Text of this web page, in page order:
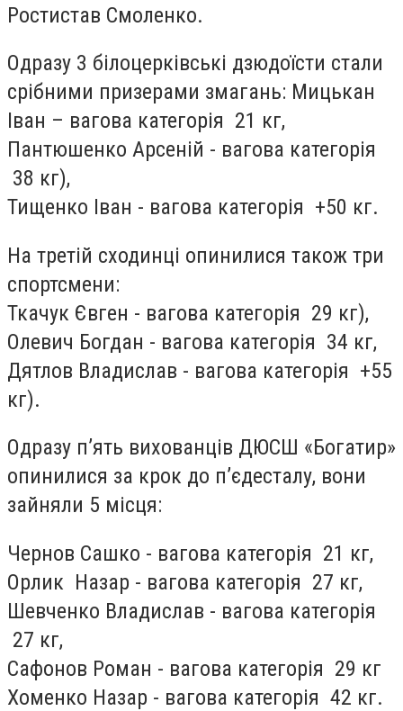
Ростистав Смоленко.
Одразу 3 білоцерківські дзюдоїсти стали
срібними призерами змагань: Мицькан
Іван – вагова категорія 21 кг,
Пантюшенко Арсеній - вагова категорія
38 кг),
Тищенко Іван - вагова категорія +50 кг.
На третій сходинці опинилися також три
спортсмени:
Ткачук Євген - вагова категорія 29 кг),
Олевич Богдан - вагова категорія 34 кг,
Дятлов Владислав - вагова категорія +55
кг).
Одразу п’ять вихованців ДЮСШ «Богатир»
опинилися за крок до п’єдесталу, вони
зайняли 5 місця:
Чернов Сашко - вагова категорія 21 кг,
Орлик Назар - вагова категорія 27 кг,
Шевченко Владислав - вагова категорія
27 кг,
Сафонов Роман - вагова категорія 29 кг
Хоменко Назар - вагова категорія 42 кг.